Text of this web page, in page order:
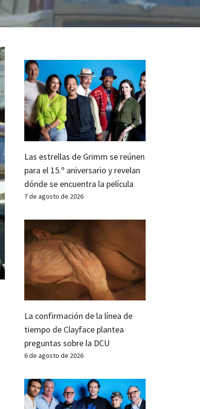
Las estrellas de Grimm se reúnen
para el 15.º aniversario y revelan
dónde se encuentra la película
7 de agosto de 2026
La confirmación de la línea de
tiempo de Clayface plantea
preguntas sobre la DCU
6 de agosto de 2026